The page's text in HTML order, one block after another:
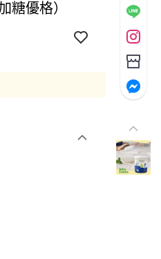
糖優格）